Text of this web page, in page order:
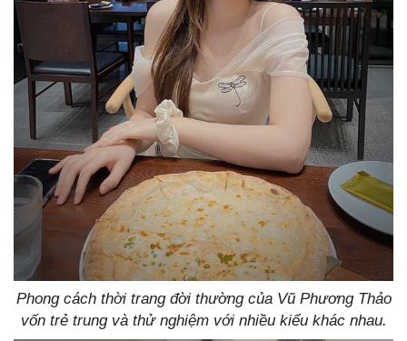
Phong cách thời trang đời thường của Vũ Phương Thảo
vốn trẻ trung và thử nghiệm với nhiều kiểu khác nhau.